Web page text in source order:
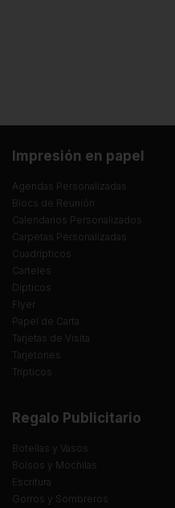
Impresión en papel
Agendas Personalizadas
Blocs de Reunión
Calendarios Personalizados
Carpetas Personalizadas
Cuadrípticos
Carteles
Dípticos
Flyer
Papel de Carta
Tarjetas de Visita
Tarjetones
Trípticos
Regalo Publicitario
Botellas y Vasos
Bolsos y Mochilas
Escritura
Gorros y Sombreros